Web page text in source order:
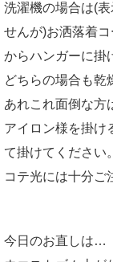
洗濯機の場合は(
せんが)お洒落着
からハンガーに掛
どちらの場合も乾
あれこれ面倒な方
アイロン様を掛け
て掛けてください。
コテ光には十分ご
今日のお直しは…